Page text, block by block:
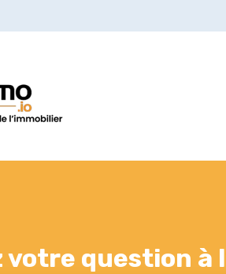
pour les traductions
votre question à